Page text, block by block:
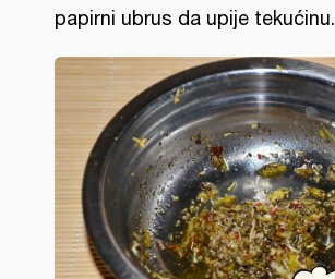
papirni ubrus da upije tekućinu.